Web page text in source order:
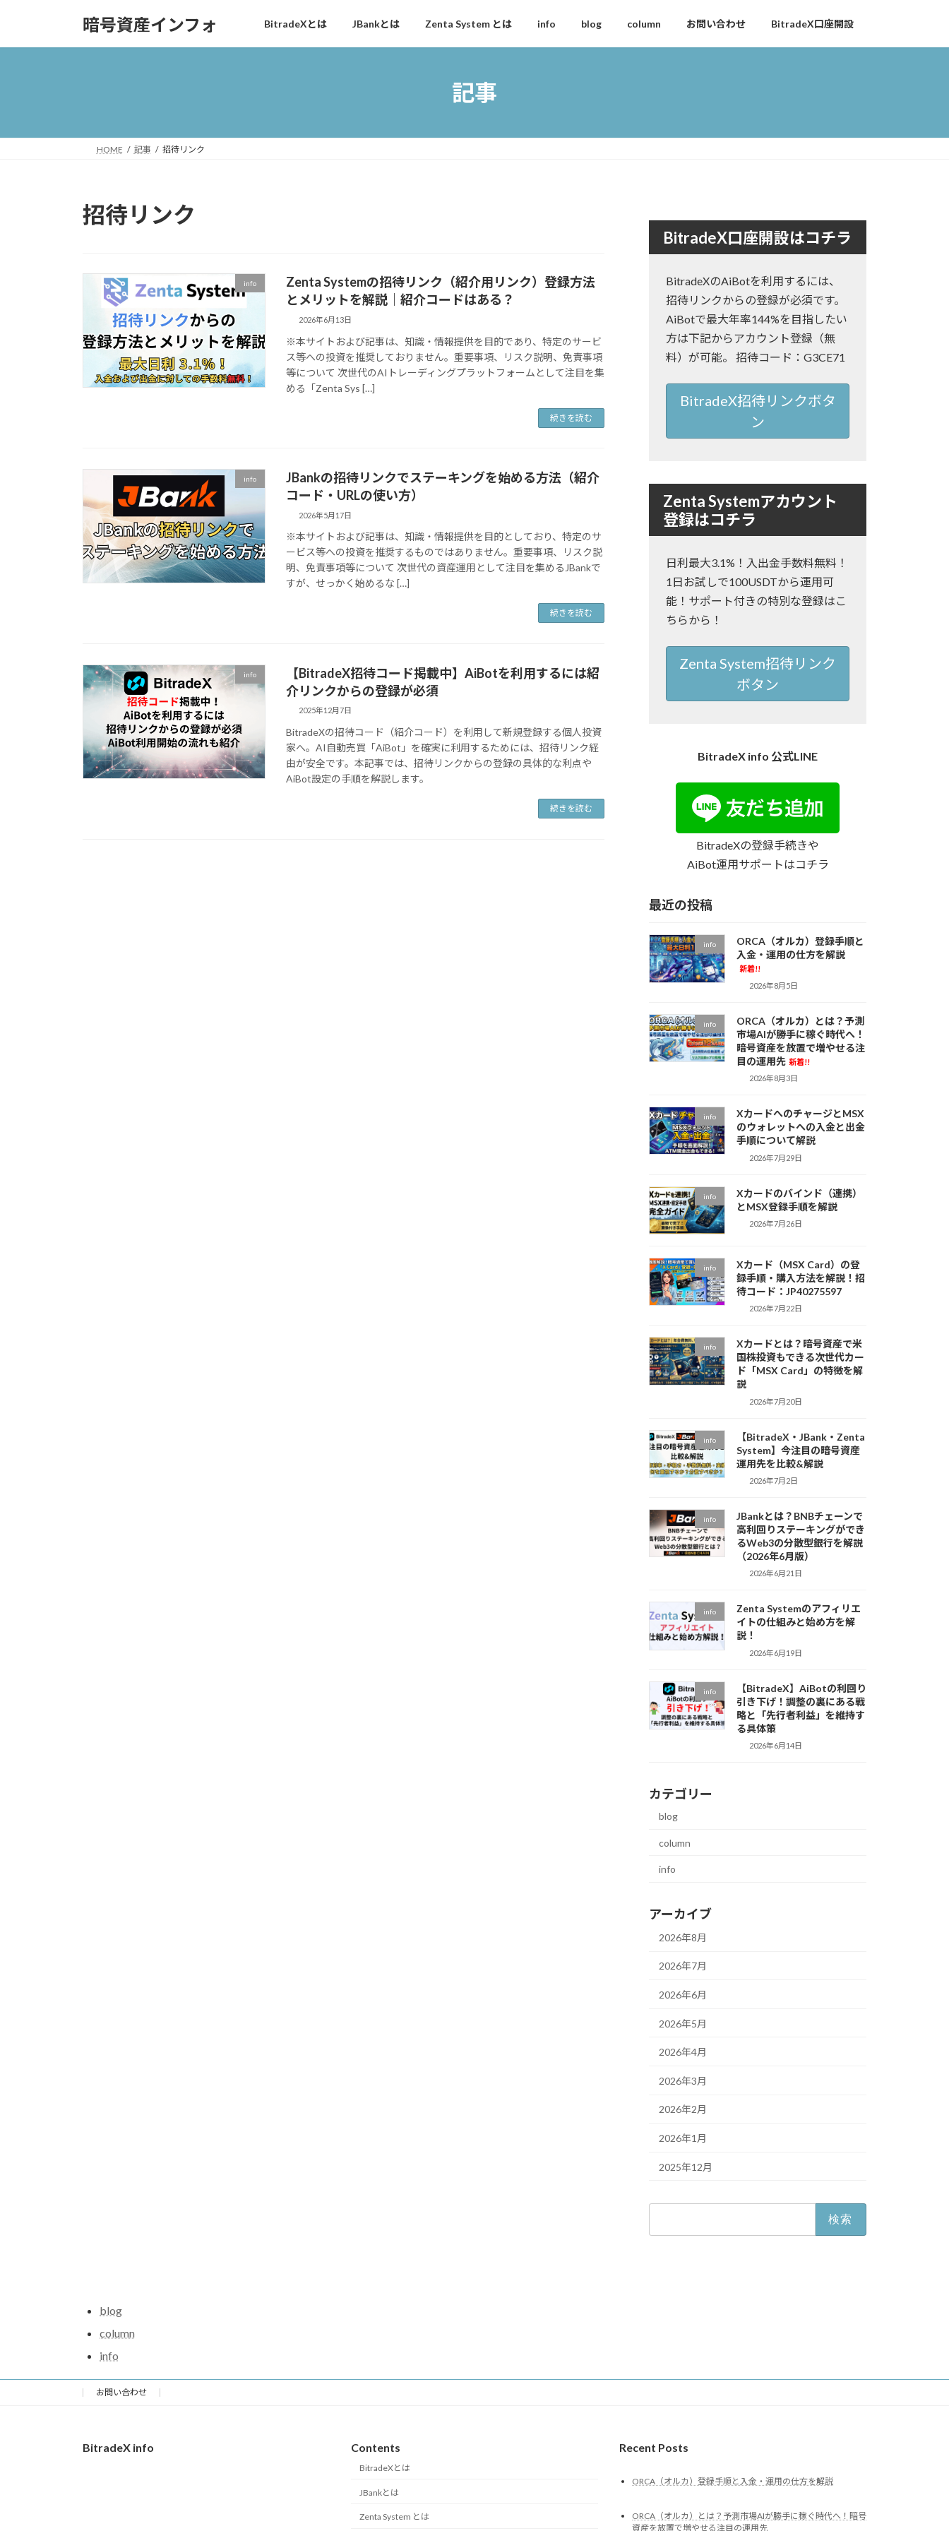
暗号資産インフォ BitradeXとは JBankとは Zenta System とは info blog column お問い合わせ BitradeX口座開設
記事
HOME 記事 招待リンク
招待リンク
info
Zenta Systemの招待リンク（紹介用リンク）登録方法
とメリットを解説｜紹介コードはある？
2026年6月13日
※本サイトおよび記事は、知識・情報提供を目的であり、特定のサービ
ス等への投資を推奨しておりません。重要事項、リスク説明、免責事項
等について 次世代のAIトレーディングプラットフォームとして注目を集
める「Zenta Sys […]
続きを読む
info
JBankの招待リンクでステーキングを始める方法（紹介
コード・URLの使い方）
2026年5月17日
※本サイトおよび記事は、知識・情報提供を目的としており、特定のサ
ービス等への投資を推奨するものではありません。重要事項、リスク説
明、免責事項等について 次世代の資産運用として注目を集めるJBankで
すが、せっかく始めるな […]
続きを読む
info
【BitradeX招待コード掲載中】AiBotを利用するには紹
介リンクからの登録が必須
2025年12月7日
BitradeXの招待コード（紹介コード）を利用して新規登録する個人投資
家へ。AI自動売買「AiBot」を確実に利用するためには、招待リンク経
由が安全です。本記事では、招待リンクからの登録の具体的な利点や
AiBot設定の手順を解説します。
続きを読む
BitradeX口座開設はコチラ
BitradeXのAiBotを利用するには、
招待リンクからの登録が必須です。
AiBotで最大年率144%を目指したい
方は下記からアカウント登録（無
料）が可能。 招待コード：G3CE71
BitradeX招待リンクボタ
ン
Zenta Systemアカウント
登録はコチラ
日利最大3.1%！入出金手数料無料！
1日お試しで100USDTから運用可
能！サポート付きの特別な登録はこ
ちらから！
Zenta System招待リンク
ボタン
BitradeX info 公式LINE
BitradeXの登録手続きや
AiBot運用サポートはコチラ
最近の投稿
info
ORCA（オルカ）登録手順と
入金・運用の仕方を解説
新着!!
2026年8月5日
info
ORCA（オルカ）とは？予測
市場AIが勝手に稼ぐ時代へ！
暗号資産を放置で増やせる注
目の運用先 新着!!
2026年8月3日
info
XカードへのチャージとMSX
のウォレットへの入金と出金
手順について解説
2026年7月29日
info
Xカードのバインド（連携）
とMSX登録手順を解説
2026年7月26日
info
Xカード（MSX Card）の登
録手順・購入方法を解説！招
待コード：JP40275597
2026年7月22日
info
Xカードとは？暗号資産で米
国株投資もできる次世代カー
ド「MSX Card」の特徴を解
説
2026年7月20日
info
【BitradeX・JBank・Zenta
System】今注目の暗号資産
運用先を比較&解説
2026年7月2日
info
JBankとは？BNBチェーンで
高利回りステーキングができ
るWeb3の分散型銀行を解説
（2026年6月版）
2026年6月21日
info
Zenta Systemのアフィリエ
イトの仕組みと始め方を解
説！
2026年6月19日
info
【BitradeX】AiBotの利回り
引き下げ！調整の裏にある戦
略と「先行者利益」を維持す
る具体策
2026年6月14日
カテゴリー
blog
column
info
アーカイブ
2026年8月
2026年7月
2026年6月
2026年5月
2026年4月
2026年3月
2026年2月
2026年1月
2025年12月
blog
column
info
お問い合わせ
BitradeX info Contents
BitradeXとは
JBankとは
Zenta System とは
Recent Posts
ORCA（オルカ）登録手順と入金・運用の仕方を解説
ORCA（オルカ）とは？予測市場AIが勝手に稼ぐ時代へ！暗号
資産を放置で増やせる注目の運用先